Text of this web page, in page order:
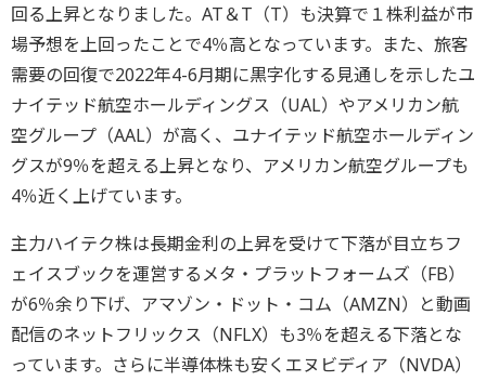
回る上昇となりました。AT＆T（T）も決算で１株利益が市
場予想を上回ったことで4％高となっています。また、旅客
需要の回復で2022年4-6月期に黒字化する見通しを示したユ
ナイテッド航空ホールディングス（UAL）やアメリカン航
空グループ（AAL）が高く、ユナイテッド航空ホールディン
グスが9％を超える上昇となり、アメリカン航空グループも
4％近く上げています。
主力ハイテク株は長期金利の上昇を受けて下落が目立ちフ
ェイスブックを運営するメタ・プラットフォームズ（FB）
が6％余り下げ、アマゾン・ドット・コム（AMZN）と動画
配信のネットフリックス（NFLX）も3％を超える下落とな
っています。さらに半導体株も安くエヌビディア（NVDA）